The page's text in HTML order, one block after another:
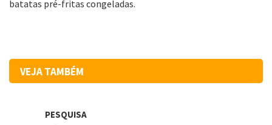
batatas pré-fritas congeladas.
VEJA TAMBÉM
PESQUISA